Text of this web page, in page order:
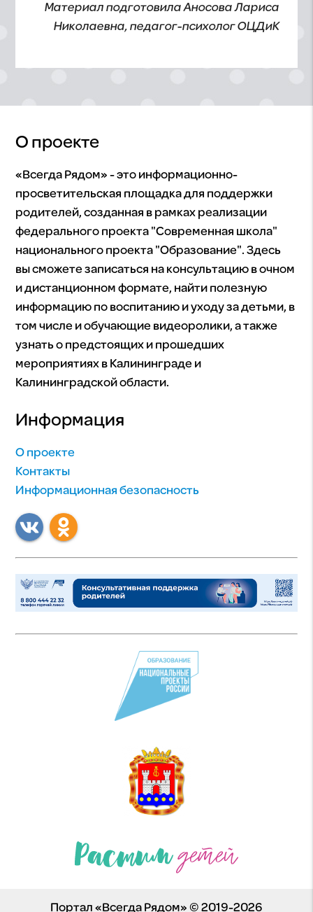
Материал подготовила Аносова Лариса
Николаевна, педагог-психолог ОЦДиК
О проекте
«Всегда Рядом» - это информационно-
просветительская площадка для поддержки
родителей, созданная в рамках реализации
федерального проекта "Современная школа"
национального проекта "Образование". Здесь
вы сможете записаться на консультацию в очном
и дистанционном формате, найти полезную
информацию по воспитанию и уходу за детьми, в
том числе и обучающие видеоролики, а также
узнать о предстоящих и прошедших
мероприятиях в Калининграде и
Калининградской области.
Информация
О проекте
Контакты
Информационная безопасность
Портал «Всегда Рядом» © 2019-2026